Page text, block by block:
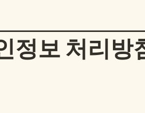
보 처리방